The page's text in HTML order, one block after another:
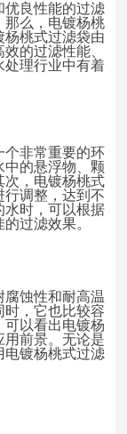
优良性能的过滤
那么，电镀杨桃
杨桃式过滤袋由
的过滤性能、
处理行业中有着
个非常重要的环
中的悬浮物、颗
次，电镀杨桃式
行调整，达到不
水时，可以根据
过滤效果。
腐蚀性和耐高温
时，它也比较容
可以看出电镀杨
用前景。无论是
电镀杨桃式过滤